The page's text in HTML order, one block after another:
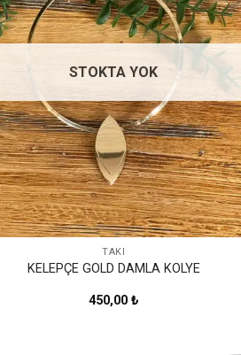
STOKTA YOK
TAKI
KELEPÇE GOLD DAMLA KOLYE
450,00 ₺